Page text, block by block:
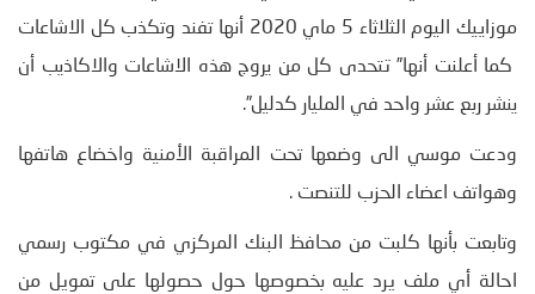
موزاييك اليوم الثلاثاء 5 ماي 2020 أنها تفند وتكذب كل الاشاعات
كما أعلنت أنها” تتحدى كل من يروج هذه الاشاعات والاكاذيب أن
ينشر ربع عشر واحد في المليار كدليل”.
ودعت موسي الى وضعها تحت المراقبة الأمنية واخضاع هاتفها
وهواتف اعضاء الحزب للتنصت .
وتابعت بأنها كلبت من محافظ البنك المركزي في مكتوب رسمي
احالة أي ملف يرد عليه بخصوصها حول حصولها على تمويل من